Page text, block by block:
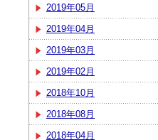
2019年05月
2019年04月
2019年03月
2019年02月
2018年10月
2018年08月
2018年04月